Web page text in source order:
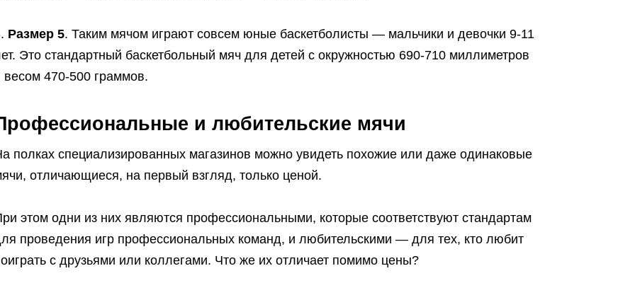
Размер 5. Таким мячом играют совсем юные баскетболисты — мальчики и девочки 9-11
Это стандартный баскетбольный мяч для детей с окружностью 690-710 миллиметров
весом 470-500 граммов.
и любительские мячи
полках специализированных магазинов можно увидеть похожие или даже одинаковые
отличающиеся, на первый взгляд, только ценой.
этом одни из них являются профессиональными, которые соответствуют стандартам
проведения игр профессиональных команд, и любительскими — для тех, кто любит
с друзьями или коллегами. Что же их отличает помимо цены?